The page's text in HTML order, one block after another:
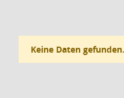
Keine Daten gefunden.